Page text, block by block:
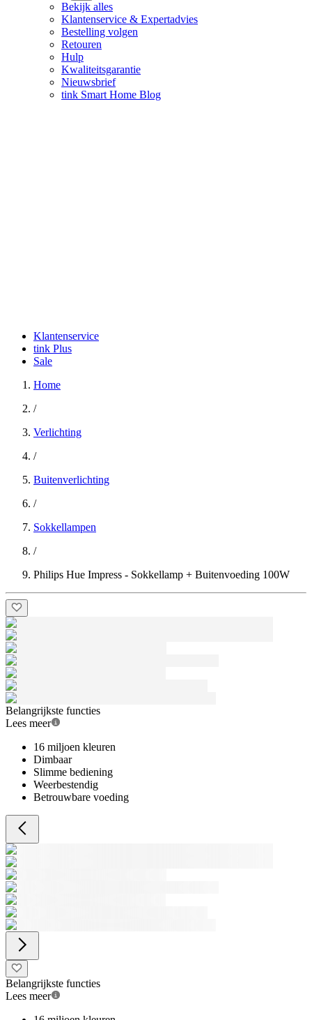
Bekijk alles
Klantenservice & Expertadvies
Bestelling volgen
Retouren
Hulp
Kwaliteitsgarantie
Nieuwsbrief
tink Smart Home Blog
Klantenservice
tink Plus
Sale
Home
/
Verlichting
/
Buitenverlichting
/
Sokkellampen
/
Philips Hue Impress - Sokkellamp + Buitenvoeding 100W
Belangrijkste functies
Lees meer
16 miljoen kleuren
Dimbaar
Slimme bediening
Weerbestendig
Betrouwbare voeding
Belangrijkste functies
Lees meer